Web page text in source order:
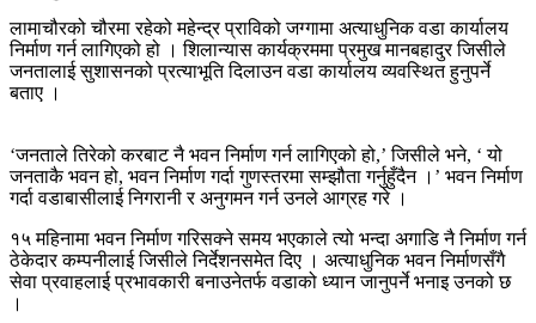
लामाचौरको चौरमा रहेको महेन्द्र प्राविको जग्गामा अत्याधुनिक वडा कार्यालय
निर्माण गर्न लागिएको हो । शिलान्यास कार्यक्रममा प्रमुख मानबहादुर जिसीले
जनतालाई सुशासनको प्रत्याभूति दिलाउन वडा कार्यालय व्यवस्थित हुनुपर्ने
बताए ।
‘जनताले तिरेको करबाट नै भवन निर्माण गर्न लागिएको हो,’ जिसीले भने, ‘ यो
जनताकै भवन हो, भवन निर्माण गर्दा गुणस्तरमा सम्झौता गर्नुहुँदैन ।’ भवन निर्माण
गर्दा वडाबासीलाई निगरानी र अनुगमन गर्न उनले आग्रह गरे ।
१५ महिनामा भवन निर्माण गरिसक्ने समय भएकाले त्यो भन्दा अगाडि नै निर्माण गर्न
ठेकेदार कम्पनीलाई जिसीले निर्देशनसमेत दिए । अत्याधुनिक भवन निर्माणसँगै
सेवा प्रवाहलाई प्रभावकारी बनाउनेतर्फ वडाको ध्यान जानुपर्ने भनाइ उनको छ
।